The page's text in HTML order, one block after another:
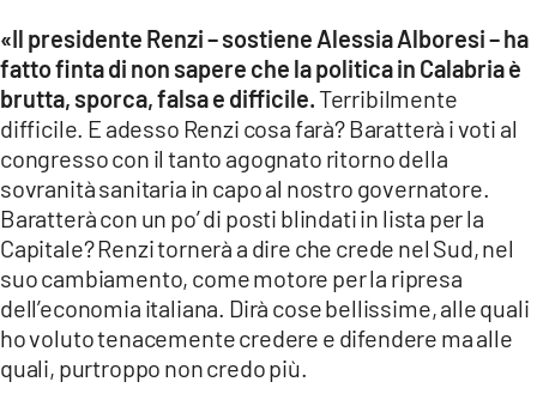
«Il presidente Renzi – sostiene Alessia Alboresi – ha
fatto finta di non sapere che la politica in Calabria è
brutta, sporca, falsa e difficile.Terribilmente
difficile. E adesso Renzi cosa farà? Baratterà i voti al
congresso con il tanto agognato ritorno della
sovranità sanitaria in capo al nostro governatore.
Baratterà con un po’ di posti blindati in lista per la
Capitale? Renzi tornerà a dire che crede nel Sud, nel
suo cambiamento, come motore per la ripresa
dell’economia italiana. Dirà cose bellissime, alle quali
ho voluto tenacemente credere e difendere ma alle
quali, purtroppo non credo più.